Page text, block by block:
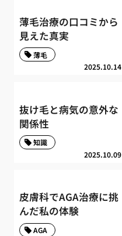
薄毛治療の口コミから
見えた真実
2025.10.14
薄毛
抜け毛と病気の意外な
関係性
2025.10.09
知識
皮膚科でAGA治療に挑
んだ私の体験
AGA